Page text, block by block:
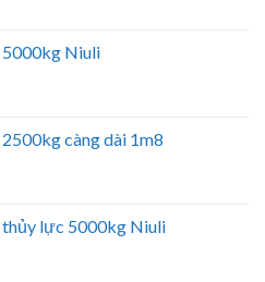
5000kg Niuli
càng dài 1m8
thủy lực 5000kg Niuli